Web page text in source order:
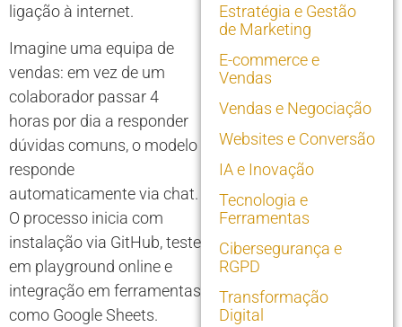
ligação à internet.
Imagine uma equipa de
vendas: em vez de um
colaborador passar 4
horas por dia a responder
dúvidas comuns, o modelo
responde
automaticamente via chat.
O processo inicia com
instalação via GitHub, teste
em playground online e
integração em ferramentas
como Google Sheets.
Estratégia e Gestão
de Marketing
E-commerce e
Vendas
Vendas e Negociação
Websites e Conversão
IA e Inovação
Tecnologia e
Ferramentas
Cibersegurança e
RGPD
Transformação
Digital